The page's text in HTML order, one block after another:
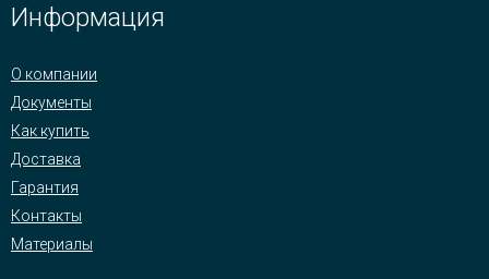
Информация
О компании
Документы
Как купить
Доставка
Гарантия
Контакты
Материалы